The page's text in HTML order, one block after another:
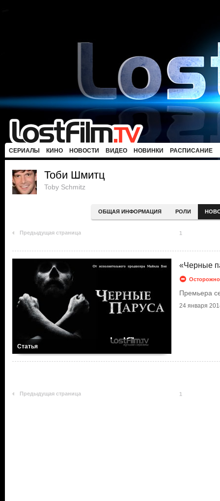
СЕРИАЛЫ КИНО НОВОСТИ ВИДЕО НОВИНКИ РАСПИСАНИЕ
Тоби Шмитц
Toby Schmitz
ОБЩАЯ ИНФОРМАЦИЯ РОЛИ
Предыдущая страница 1
Статья
«Черные
Премьера
24 января
Предыдущая страница 1